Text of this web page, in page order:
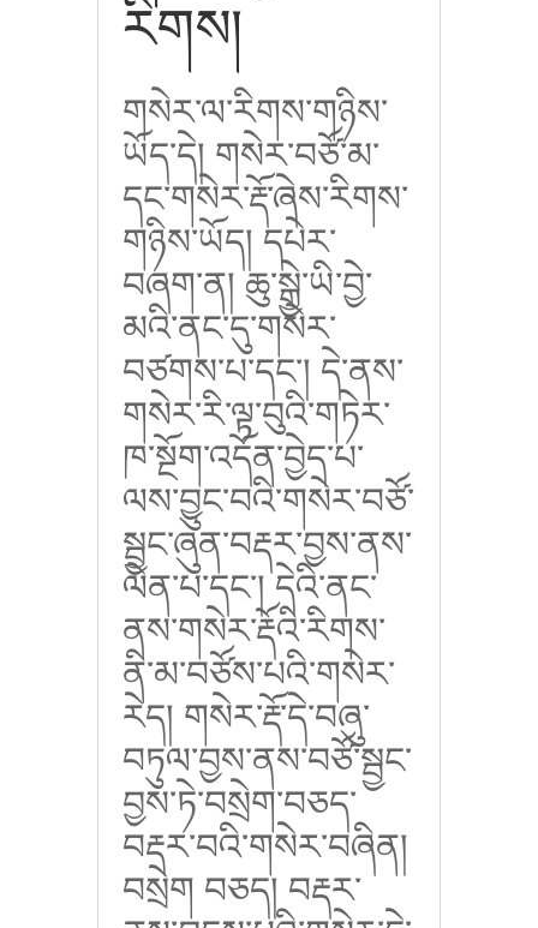
རིགས།
གསེར་ལ་རིགས་གཉིས་
ཡོད་དེ། གསེར་བཙོ་མ་
དང་གསེར་རྡོ་ཞེས་རིགས་
གཉིས་ཡོད། དཔེར་
བཞག་ན། ཆུ་སྒྱེ་ཡི་བྱེ་
མའི་ནང་དུ་གསེར་
བཙགས་པ་དང་། དེ་ནས་
གསེར་རི་ལྟ་བུའི་གཏེར་
ཁ་སྔོག་འདོན་བྱེད་པ་
ལས་བྱུང་བའི་གསེར་བཙོ་
སྦྱང་ཞུན་བརྡར་བྱས་ནས་
ལེན་པ་དང་། དེའི་ནང་
ནས་གསེར་རྡོའི་རིགས་
ནི་མ་བཙོས་པའི་གསེར་
རེད། གསེར་རྡོ་དེ་བཞུ་
བཏུལ་བྱས་ནས་བཙོ་སྦྱང་
བྱས་ཏེ་བསྲེག་བཅད་
བརྡར་བའི་གསེར་བཞིན།
བསྲེག བཅད། བརྡར་